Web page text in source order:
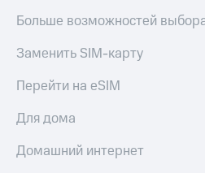
Больше возможностей
Заменить SIM-карту
Перейти на eSIM
Для дома
Домашний интернет